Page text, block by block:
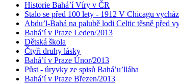
Historie Bahá’í Víry v ČR
Stalo se před 100 lety - 1912 V Chicagu
Abdu’l-Bahá na palubě lodi Celtic těsně před
Bahá’í v Praze Leden/2013
Dětská škola
Čtyři druhy lásky
Bahá’í v Praze Únor/2013
Půst - úryvky ze spisů Bahá’u’lláha
Bahá’í v Praze Březen/2013